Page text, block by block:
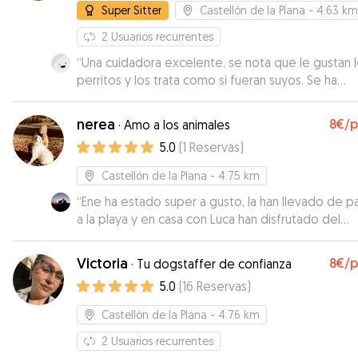
Super Sitter Castellón de la Plana - 4.63 km
2 Usuarios recurrentes
“Una cuidadora excelente, se nota que le gustan
perritos y los trata como si fueran suyos. Se ha
convertido en nuestra cuidadora oficial.😊”
nerea · Amo a los animales 8€/
5.0 (1 Reservas)
Castellón de la Plana - 4.75 km
“Ene ha estado super a gusto, la han llevado de
a la playa y en casa con Luca han disfrutado del
césped fresquito que tiene Nerea. Seguro que
repetimos cuando lo necesitemos.
Victoria · Tu dogstaffer de confianza 8€/
5.0 (16 Reservas)
Castellón de la Plana - 4.76 km
2 Usuarios recurrentes